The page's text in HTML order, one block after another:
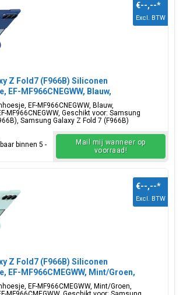
Z Fold7 (F966B) Siliconen
EF-MF966CNEGWW, Blauw,
8806097469223;EF-MF966CNEGWW
EF-MF966CNEGWW, Blauw,
MF966CNEGWW, Geschikt voor: Samsung
Samsung Galaxy Z Fold 7 (F966B)
€--,--*
Excl. BTW
binnen 5 -
Mail mij wanneer op
voorraad!
Z Fold7 (F966B) Siliconen
EF-MF966CMEGWW, Mint/Groen,
8806097650935;EF-MF966CMEGWW
EF-MF966CMEGWW, Mint/Groen,
€--,--*
Excl. BTW